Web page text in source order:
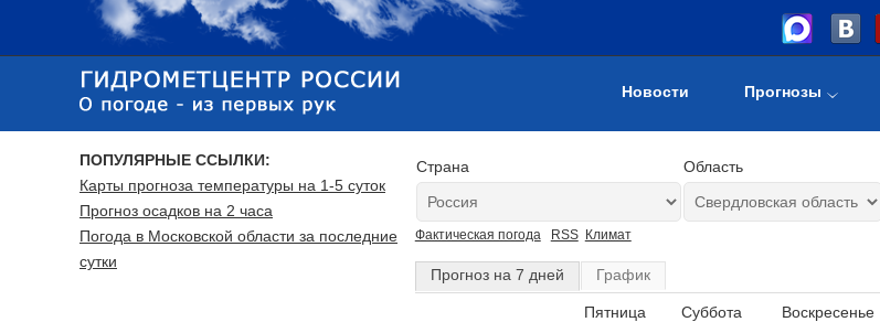
Новости Прогнозы
Страна Область
Фактическая погода RSS Климат
Прогноз на 7 дней График
Пятница
Суббота
Воскресенье
ПОПУЛЯРНЫЕ ССЫЛКИ:
Карты прогноза температуры на 1-5 суток
Прогноз осадков на 2 часа
Погода в Московской области за последние
сутки